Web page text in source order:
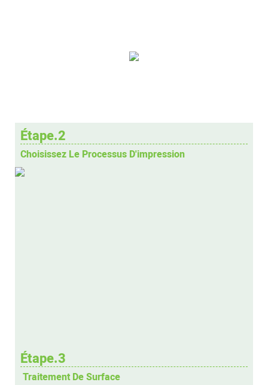
Étape.2
Choisissez Le Processus D'impression
Étape.3
Traitement De Surface